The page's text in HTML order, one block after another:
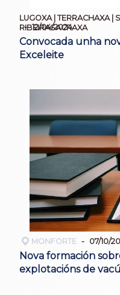
LUGOXA | TERRACHAXA |
RIBEIRASACRAXA
12/04/2024
Convocada unha
Exceleite
MONFORTE 07/10/
Nova formación
explotacións de